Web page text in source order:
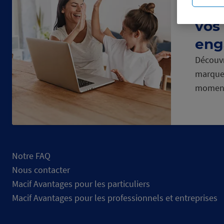
vos
Notre FAQ
Nous contacter
Macif Avantages pour les particuliers
Macif Avantages pour les professionnels et entreprises